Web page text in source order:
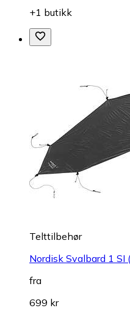
+1 butikk
Telttilbehør
Nordisk Svalbard 1 SI
fra
699 kr